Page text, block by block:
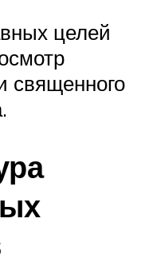
целей
священного